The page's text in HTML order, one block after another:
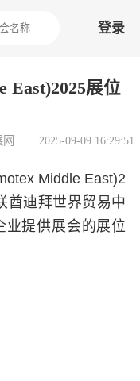
登录
East)2025展位
2025-09-09 16:29:51
Middle East)2
酋迪拜世界贸易中
业提供展会的展位